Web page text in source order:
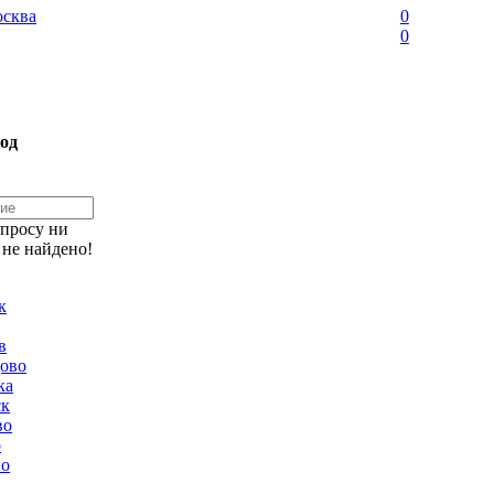
0
0
ни
найдено!